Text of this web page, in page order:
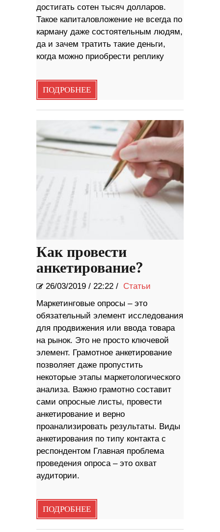
достигать сотен тысяч долларов.
Такое капиталовложение не всегда по
карману даже состоятельным людям,
да и зачем тратить такие деньги,
когда можно приобрести реплику
ПОДРОБНЕЕ
Как провести
анкетирование?
26/03/2019 / 22:22 / Статьи
Маркетинговые опросы – это
обязательный элемент исследования
для продвижения или ввода товара
на рынок. Это не просто ключевой
элемент. Грамотное анкетирование
позволяет даже пропустить
некоторые этапы маркетологического
анализа. Важно грамотно составит
сами опросные листы, провести
анкетирование и верно
проанализировать результаты. Виды
анкетирования по типу контакта с
респондентом Главная проблема
проведения опроса – это охват
аудитории.
ПОДРОБНЕЕ